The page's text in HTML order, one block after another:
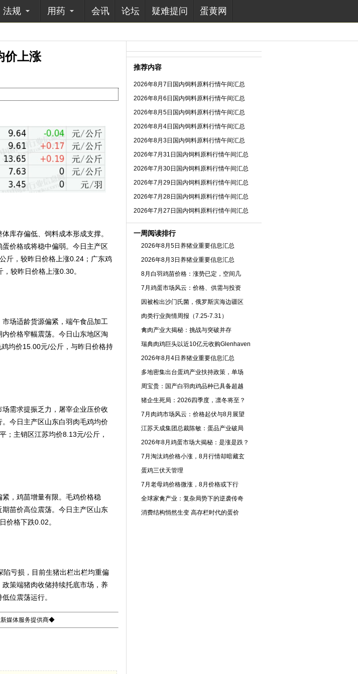
法规 用药 会讯 论坛 疑难提问 蛋黄网
价上涨
存偏低、饲料成本形成支撑。
价格或将稳中偏弱。今日主产区
斤，较昨日价格上涨0.24；广东鸡
较昨日价格上涨0.30。
场适龄货源偏紧，端午食品加工
价格窄幅震荡。今日山东地区淘
均价15.00元/公斤，与昨日价格持
需求提振乏力，屠宰企业压价收
今日主产区山东白羽肉毛鸡均价
；主销区江苏均价8.13元/公斤，
，鸡苗增量有限。毛鸡价格稳
苗价高位震荡。今日主产区山东
价格下跌0.02。
亏损，目前生猪出栏出栏均重偏
策端猪肉收储持续托底市场，养
位震荡运行。
媒体服务提供商◆
推荐内容
2026年8月7日国内饲料原料行情午间汇总
2026年8月6日国内饲料原料行情午间汇总
2026年8月5日国内饲料原料行情午间汇总
2026年8月4日国内饲料原料行情午间汇总
2026年8月3日国内饲料原料行情午间汇总
2026年7月31日国内饲料原料行情午间汇总
2026年7月30日国内饲料原料行情午间汇总
2026年7月29日国内饲料原料行情午间汇总
2026年7月28日国内饲料原料行情午间汇总
2026年7月27日国内饲料原料行情午间汇总
一周阅读排行
2026年8月5日养猪业重要信息汇总
2026年8月3日养猪业重要信息汇总
8月白羽鸡苗价格：涨势已定，空间几
7月鸡蛋市场风云：价格、供需与投资
因被检出沙门氏菌，俄罗斯滨海边疆区
肉类行业舆情周报（7.25-7.31）
禽肉产业大揭秘：挑战与突破并存
瑞典肉鸡巨头以近10亿元收购Glenhaven
2026年8月4日养猪业重要信息汇总
多地密集出台蛋鸡产业扶持政策，单场
周宝贵：国产白羽肉鸡品种已具备超越
猪企生死局：2026四季度，凛冬将至？
7月肉鸡市场风云：价格起伏与8月展望
江苏天成集团总裁陈敏：蛋品产业破局
2026年8月鸡蛋市场大揭秘：是涨是跌？
7月淘汰鸡价格小涨，8月行情却暗藏玄
蛋鸡三伏天管理
7月老母鸡价格微涨，8月价格或下行
全球家禽产业：复杂局势下的逆袭传奇
消费结构悄然生变 高存栏时代的蛋价